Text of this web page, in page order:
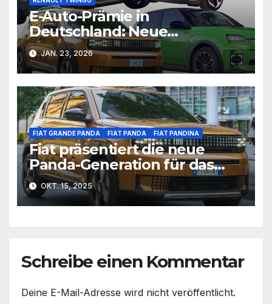
E-Auto-Prämie in
Deutschland: Neue
Förderung bringt Bewegung
in den Markt
JAN. 23, 2026
FIAT GRANDE PANDA FIAT PANDA FIAT PANDINA
Fiat präsentiert die neue
Panda-Generation für das
Modelljahr 2026
OKT. 15, 2025
Schreibe einen Kommentar
Deine E-Mail-Adresse wird nicht veröffentlicht.